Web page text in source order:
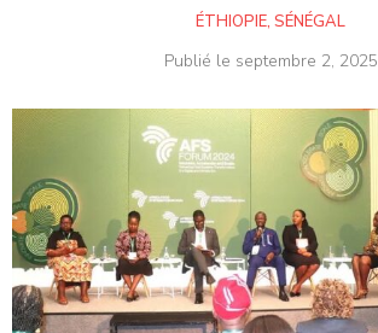
ÉTHIOPIE, SÉNÉGAL
Publié le septembre 2, 2025